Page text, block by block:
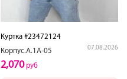
Куртка #23472124
Корпус.А.1А-05
07.08.2026
2,070руб